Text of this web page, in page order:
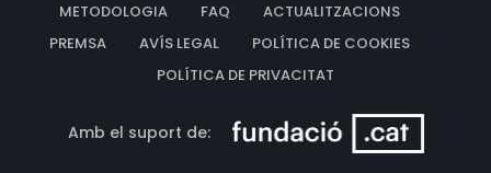
METODOLOGIA FAQ
ACTUALITZACIONS
PREMSA
AVÍS LEGAL
POLÍTICA DE COOKIES
POLÍTICA DE PRIVACITAT
Amb el suport de: